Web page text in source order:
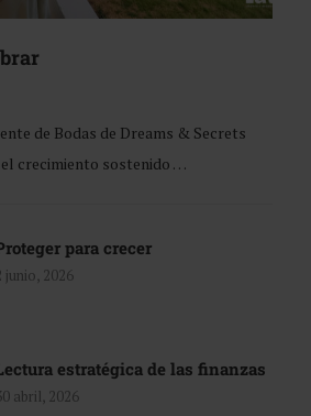
de Bodas de Dreams & Secrets
crecimiento sostenido …
para crecer
junio, 2026
estratégica de las finanzas
abril, 2026